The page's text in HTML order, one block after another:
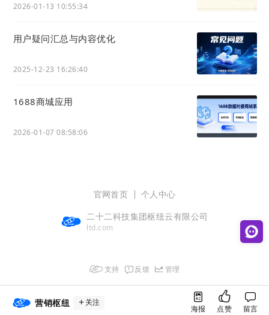
2026-01-13 10:55:34
用户疑问汇总与内容优化
2025-12-23 16:26:40
1688商城应用
2026-01-07 08:58:06
官网首页
个人中心
二十二科技集团枢纽云有限公司
ltd.com
支持 反馈 管理
营销枢纽 关注
海报 点赞 留言